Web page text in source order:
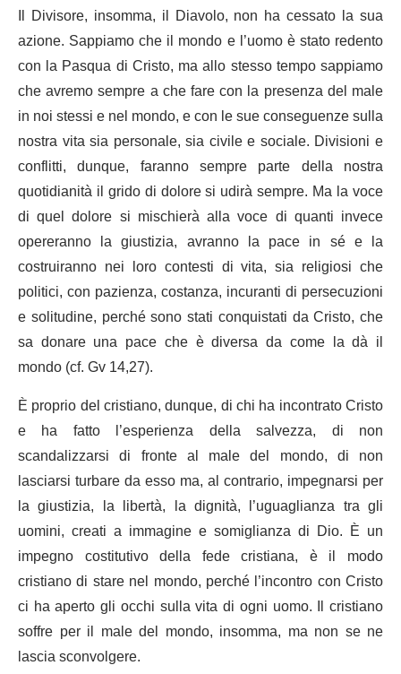
Il Divisore, insomma, il Diavolo, non ha cessato la sua
azione. Sappiamo che il mondo e l’uomo è stato redento
con la Pasqua di Cristo, ma allo stesso tempo sappiamo
che avremo sempre a che fare con la presenza del male
in noi stessi e nel mondo, e con le sue conseguenze sulla
nostra vita sia personale, sia civile e sociale. Divisioni e
conflitti, dunque, faranno sempre parte della nostra
quotidianità il grido di dolore si udirà sempre. Ma la voce
di quel dolore si mischierà alla voce di quanti invece
opereranno la giustizia, avranno la pace in sé e la
costruiranno nei loro contesti di vita, sia religiosi che
politici, con pazienza, costanza, incuranti di persecuzioni
e solitudine, perché sono stati conquistati da Cristo, che
sa donare una pace che è diversa da come la dà il
mondo (cf. Gv 14,27).
È proprio del cristiano, dunque, di chi ha incontrato Cristo
e ha fatto l’esperienza della salvezza, di non
scandalizzarsi di fronte al male del mondo, di non
lasciarsi turbare da esso ma, al contrario, impegnarsi per
la giustizia, la libertà, la dignità, l’uguaglianza tra gli
uomini, creati a immagine e somiglianza di Dio. È un
impegno costitutivo della fede cristiana, è il modo
cristiano di stare nel mondo, perché l’incontro con Cristo
ci ha aperto gli occhi sulla vita di ogni uomo. Il cristiano
soffre per il male del mondo, insomma, ma non se ne
lascia sconvolgere.